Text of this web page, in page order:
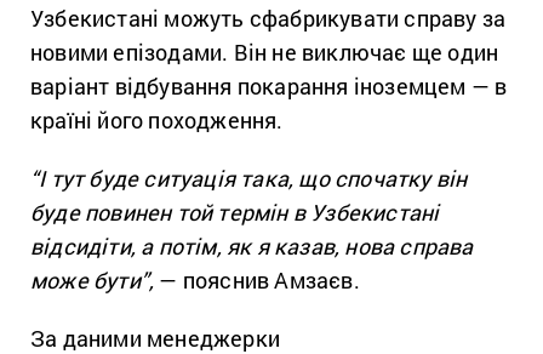
Узбекистані можуть сфабрикувати справу за
новими епізодами. Він не виключає ще один
варіант відбування покарання іноземцем — в
країні його походження.
“І тут буде ситуація така, що спочатку він
буде повинен той термін в Узбекистані
відсидіти, а потім, як я казав, нова справа
може бути”, — пояснив Амзаєв.
За даними менеджерки